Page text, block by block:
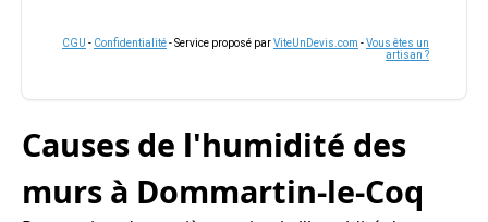
CGU - Confidentialité- Service proposé parViteUnDevis.com -Vous êtes un
artisan ?
Causes de l'humidité des
murs à Dommartin-le-Coq